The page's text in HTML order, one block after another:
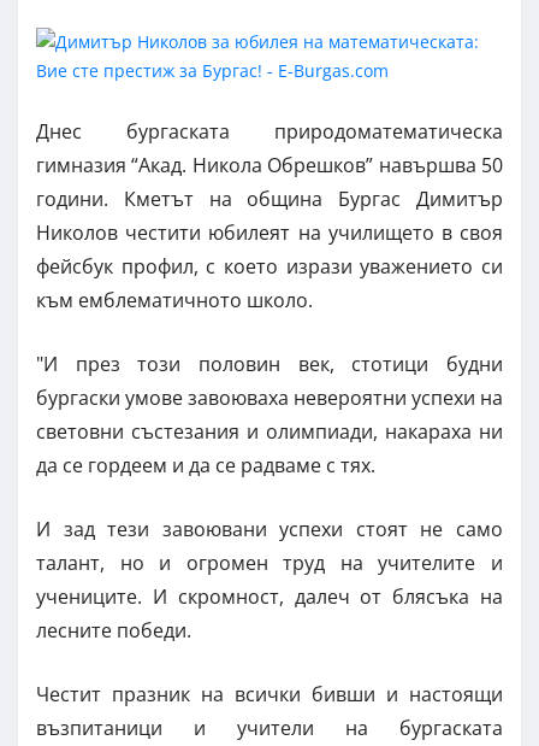
Днес бургаската природоматематическа
гимназия “Акад. Никола Обрешков” навършва 50
години. Кметът на община Бургас Димитър
Николов честити юбилеят на училището в своя
фейсбук профил, с което изрази уважението си
към емблематичното школо.
"И през този половин век, стотици будни
бургаски умове завоюваха невероятни успехи на
световни състезания и олимпиади, накараха ни
да се гордеем и да се радваме с тях.
И зад тези завоювани успехи стоят не само
талант, но и огромен труд на учителите и
учениците. И скромност, далеч от блясъка на
лесните победи.
Честит празник на всички бивши и настоящи
възпитаници и учители на бургаската